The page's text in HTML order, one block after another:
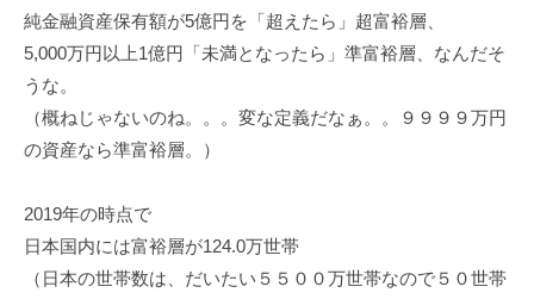
純金融資産保有額が5億円を「超えたら」超富裕層、
5,000万円以上1億円「未満となったら」準富裕層、なんだそ
うな。
（概ねじゃないのね。。。変な定義だなぁ。。９９９９万円
の資産なら準富裕層。）
2019年の時点で
日本国内には富裕層が124.0万世帯
（日本の世帯数は、だいたい５５００万世帯なので５０世帯